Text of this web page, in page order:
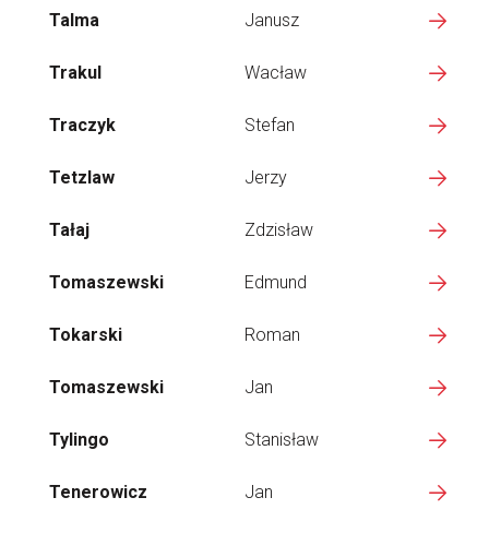
Talma Janusz
Trakul Wacław
Traczyk Stefan
Tetzlaw Jerzy
Tałaj Zdzisław
Tomaszewski Edmund
Tokarski Roman
Tomaszewski Jan
Tylingo Stanisław
Tenerowicz Jan